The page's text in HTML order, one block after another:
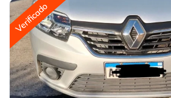
Verificado